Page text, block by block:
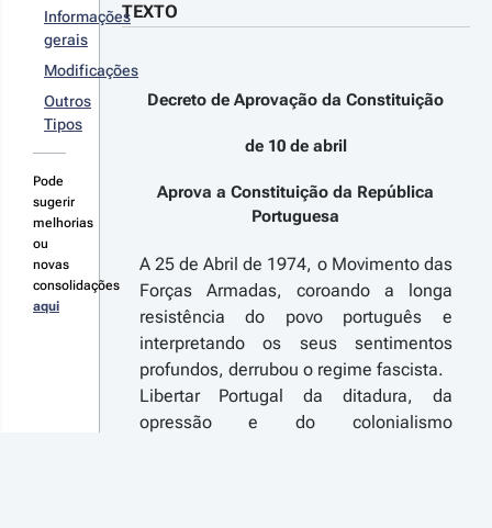
1/97 - 1.ª
revisão
11-25
1/92 - 1.ª
Informações
gerais
Modificações
Outros
Tipos
Pode
sugerir
melhorias
ou
novas
consolidações
aqui
TEXTO
Decreto de Aprovação da Constituição
de 10 de abril
Aprova a Constituição da República
Portuguesa
A 25 de Abril de 1974, o Movimento das
Forças Armadas, coroando a longa
resistência do povo português e
interpretando os seus sentimentos
profundos, derrubou o regime fascista.
Libertar Portugal da ditadura, da
opressão e do colonialismo